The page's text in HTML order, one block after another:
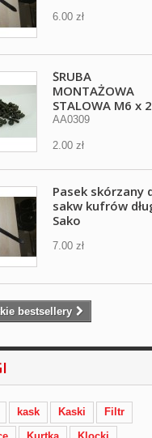
6.00 zł
ŚRUBA
MONTAŻOWA
STALOWA M6 x
AA0309
2.00 zł
Pasek skórzany
sakw kufrów
Sako
7.00 zł
bestsellery
kask Kaski
Filtr